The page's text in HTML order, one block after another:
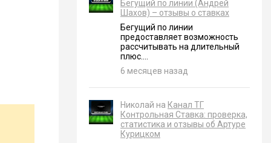
Бегущий по линии (Андрей
Шахов) – отзывы о ставках
Бегущий по линии
предоставляет возможность
рассчитывать на длительный
плюс....
6 месяцев назад
Николай на Канал ТГ
Контрольная Ставка: проверка,
статистика и отзывы об Артуре
Курицком